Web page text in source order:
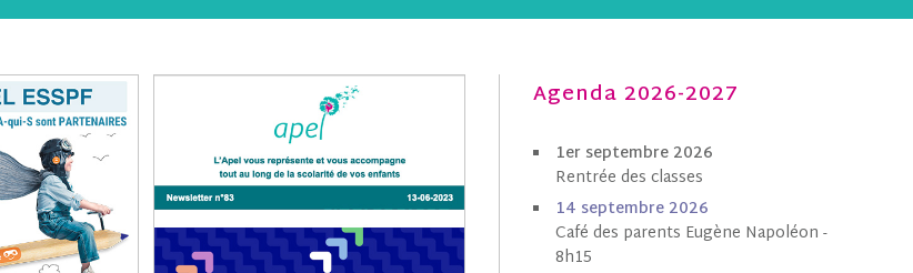
Agenda 2026-2027
1er septembre 2026
Rentrée des classes
14 septembre 2026
Café des parents Eugène Napoléon -
8h15